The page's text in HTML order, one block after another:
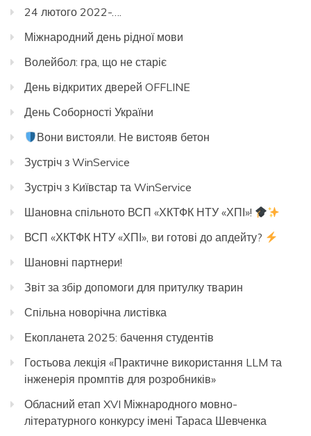
24 лютого 2022-….
Міжнародний день рідної мови
Волейбол: гра, що не старіє
День відкритих дверей OFFLINE
День Соборності України
Вони вистояли. Не вистояв бетон
Зустріч з WinService
Зустріч з Kиївстар та WinService
Шановна спільното ВСП «ХКТФК НТУ «ХПІ»!
ВСП «ХКТФК НТУ «ХПІ», ви готові до апдейту?
Шановні партнери!
Звіт за збір допомоги для притулку тварин
Спільна новорічна листівка
Екопланета 2025: бачення студентів
Гостьова лекція «Практичне використання LLM та
інженерія промптів для розробників»
Обласний етап XVI Міжнародного мовно-
літературного конкурсу імені Тараса Шевченка